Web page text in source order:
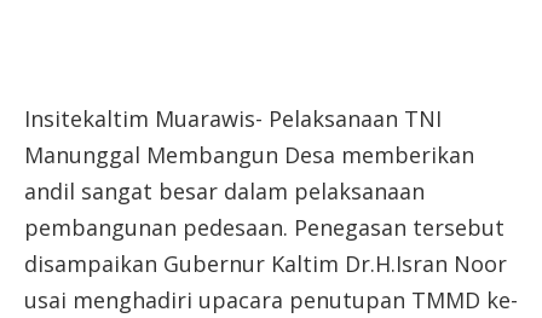
Insitekaltim Muarawis- Pelaksanaan TNI
Manunggal Membangun Desa memberikan
andil sangat besar dalam pelaksanaan
pembangunan pedesaan. Penegasan tersebut
disampaikan Gubernur Kaltim Dr.H.Isran Noor
usai menghadiri upacara penutupan TMMD ke-